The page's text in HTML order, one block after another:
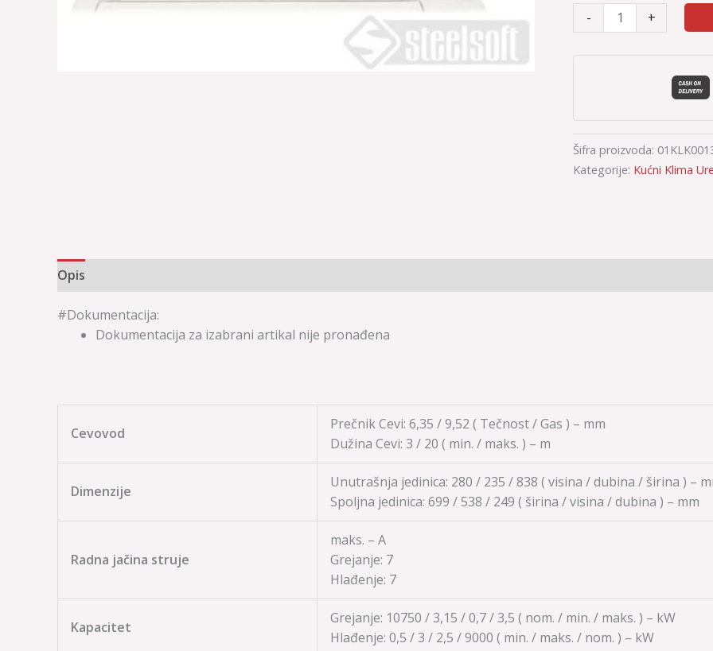
- +
Šifra proizvoda:
Kategorije: Kućni Klima
Opis
#Dokumentacija:
Dokumentacija za izabrani artikal nije pronađena
Cevovod
Prečnik Cevi: 6,35 / 9,52 ( Tečnost / Gas ) – mm
Dužina Cevi: 3 / 20 ( min. / maks. ) – m
Dimenzije
Unutrašnja jedinica: 280 / 235 / 838 ( visina / dubina / širina ) –
Spoljna jedinica: 699 / 538 / 249 ( širina / visina / dubina ) – mm
Radna jačina struje
maks. – A
Grejanje: 7
Hlađenje: 7
Kapacitet
Grejanje: 10750 / 3,15 / 0,7 / 3,5 ( nom. / min. / maks. ) – kW
Hlađenje: 0,5 / 3 / 2,5 / 9000 ( min. / maks. / nom. ) – kW